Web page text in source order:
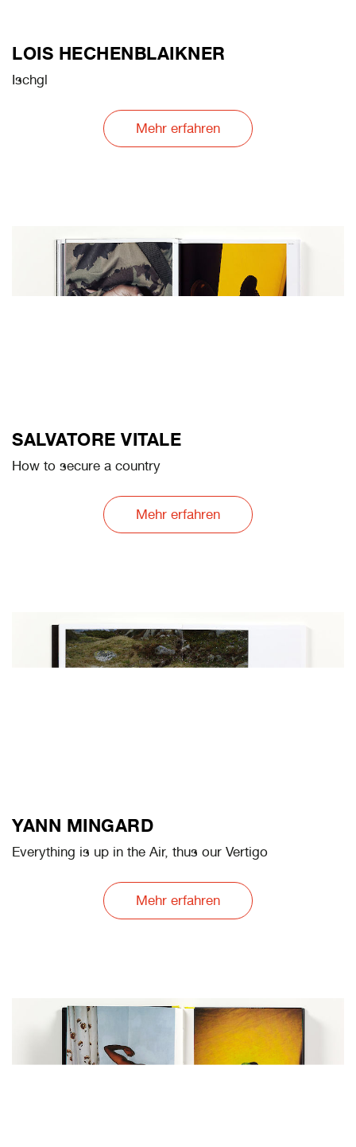
LOIS HECHENBLAIKNER
Ischgl
Mehr erfahren
SALVATORE VITALE
How to secure a country
Mehr erfahren
YANN MINGARD
Everything is up in the Air, thus our Vertigo
Mehr erfahren